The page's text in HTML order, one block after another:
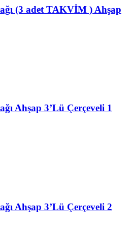
(3 adet TAKVİM ) Ahşap
Ahşap 3’Lü Çerçeveli 1
Ahşap 3’Lü Çerçeveli 2